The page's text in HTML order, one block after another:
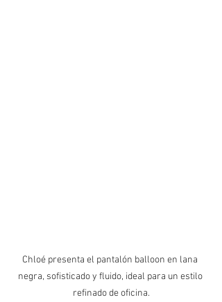
Chloé presenta el pantalón balloon en lana
negra, sofisticado y fluido, ideal para un estilo
refinado de oficina.